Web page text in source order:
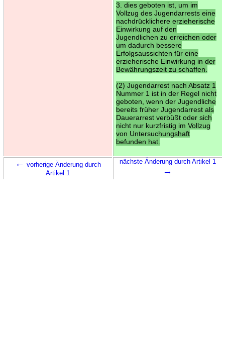
3. dies geboten ist, um im
Vollzug des Jugendarrests eine
nachdrücklichere erzieherische
Einwirkung auf den
Jugendlichen zu erreichen oder
um dadurch bessere
Erfolgsaussichten für eine
erzieherische Einwirkung in der
Bewährungszeit zu schaffen.
(2) Jugendarrest nach Absatz 1
Nummer 1 ist in der Regel nicht
geboten, wenn der Jugendliche
bereits früher Jugendarrest als
Dauerarrest verbüßt oder sich
nicht nur kurzfristig im Vollzug
von Untersuchungshaft
befunden hat.
← vorherige Änderung durch
Artikel 1
nächste Änderung durch Artikel 1
→